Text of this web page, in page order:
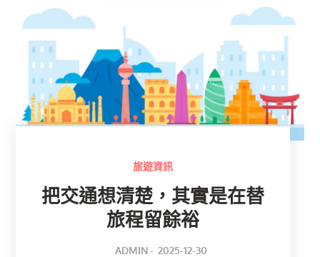
旅遊資訊
把交通想清楚，其實是在替
旅程留餘裕
ADMIN
POSTED
2025-12-30